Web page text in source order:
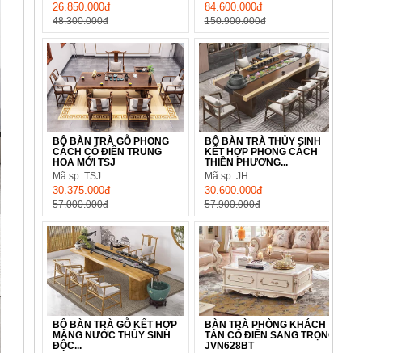
26.850.000đ
48.300.000đ
84.600.000đ
150.900.000đ
BỘ BÀN TRÀ GỖ PHONG
CÁCH CỔ ĐIỂN TRUNG
HOA MỚI TSJ
Mã sp: TSJ
30.375.000đ
57.000.000đ
BỘ BÀN TRÀ THỦY SINH
KẾT HỢP PHONG CÁCH
THIỀN PHƯƠNG...
Mã sp: JH
30.600.000đ
57.900.000đ
BỘ BÀN TRÀ GỖ KẾT HỢP
MÁNG NƯỚC THỦY SINH
ĐỘC...
BÀN TRÀ PHÒNG KHÁCH
TÂN CỔ ĐIỂN SANG TRỌNG
JVN628BT